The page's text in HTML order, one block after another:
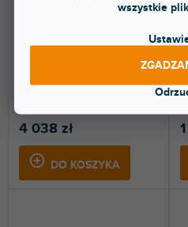
wszystkie
Ponad tydzień
4 038 zł
DO KOSZYKA
przedwzmacniaczem i